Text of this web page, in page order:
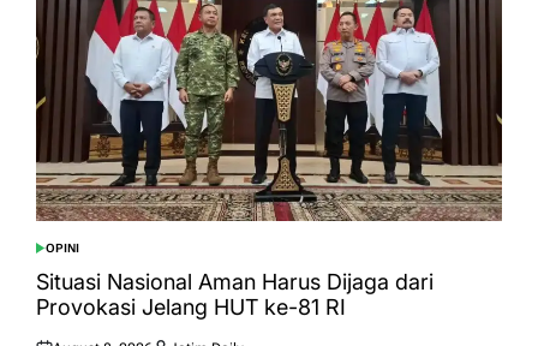
POSTED
IN
OPINI
Situasi Nasional Aman Harus Dijaga dari
Provokasi Jelang HUT ke-81 RI